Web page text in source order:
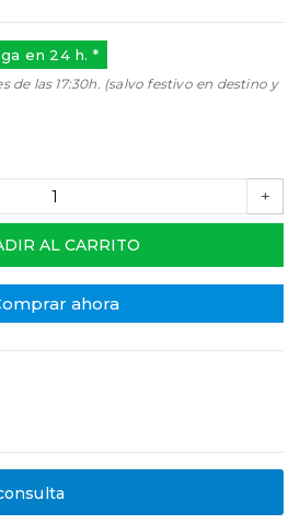
en 24 h. *
de las 17:30h. (salvo festivo en destino y
+
AL CARRITO
ahora